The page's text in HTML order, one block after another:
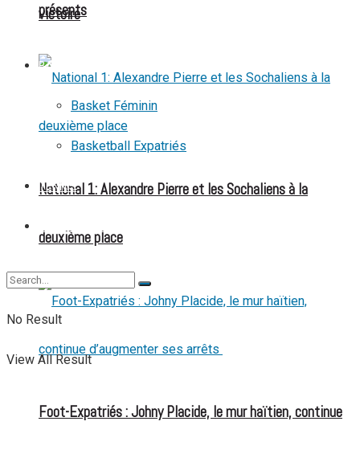
victoire
National 1: Alexandre Pierre et les Sochaliens à la
deuxième place
Foot-Expatriés : Johny Placide, le mur haïtien, continue
présents
BASKETBALL
Basket Féminin
Basketball Expatriés
TENNIS
No Result
View All Result